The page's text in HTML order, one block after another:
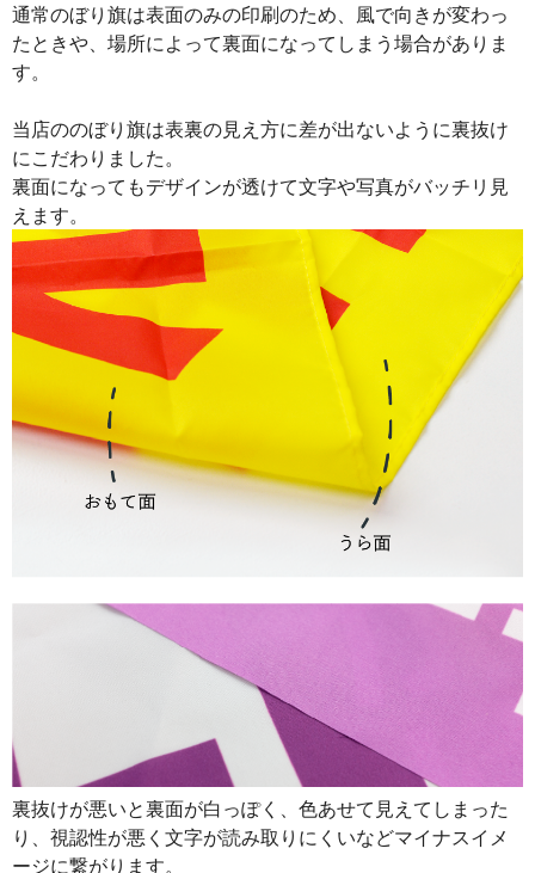
28 907 25396
29 905 26245
31
32 899 28768
33 897 29601
34 895
893
32040
32856
38 887 33706
885 34515
35320
876
38456
874 39330
46 873 40158
47 872
通常のぼり旗は表面のみの印刷のため、風で向きが変わっ
たときや、場所によって裏面になってしまう場合がありま
す。
当店ののぼり旗は表裏の見え方に差が出ないように裏抜け
にこだわりました。
裏面になってもデザインが透けて文字や写真がバッチリ見
えます。
裏抜けが悪いと裏面が白っぽく、色あせて見えてしまった
り、視認性が悪く文字が読み取りにくいなどマイナスイメ
ージに繋がります。